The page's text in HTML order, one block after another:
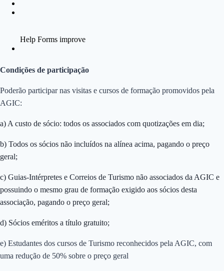
Condições de participação
Poderão participar nas visitas e cursos de formação promovidos pela
AGIC:
a) A custo de sócio: todos os associados com quotizações em dia;
b) Todos os sócios não incluídos na alínea acima, pagando o preço
geral;
c) Guias-Intérpretes e Correios de Turismo não associados da AGIC e
possuindo o mesmo grau de formação exigido aos sócios desta
associação, pagando o preço geral;
d) Sócios eméritos a título gratuito;
e) Estudantes dos cursos de Turismo reconhecidos pela AGIC, com
uma redução de 50% sobre o preço geral